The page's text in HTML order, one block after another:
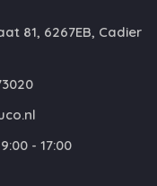
81, 6267EB, Cadier
- 17:00